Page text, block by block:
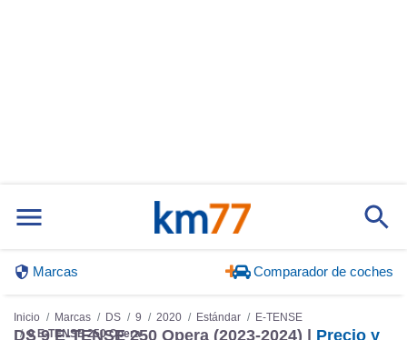
Inicio Marcas DS 9 2020 Estándar
E-TENSE